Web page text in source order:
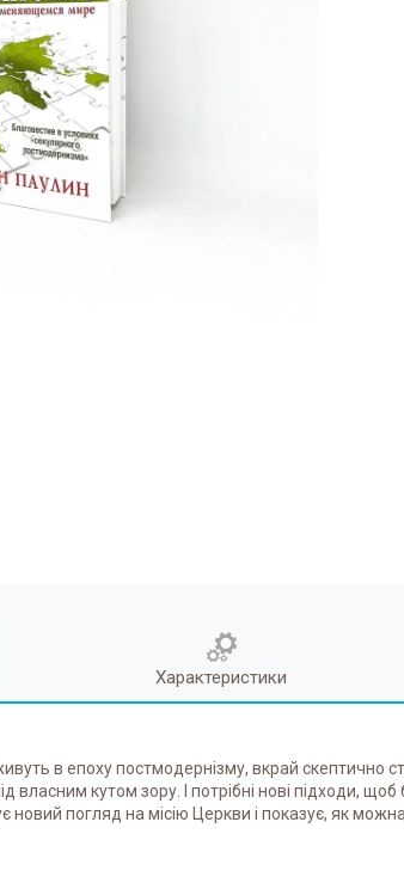
Характеристики
в епоху постмодернізму, вкрай скептично
кутом зору. І потрібні нові підходи, щоб
новий погляд на місію Церкви і показує, як